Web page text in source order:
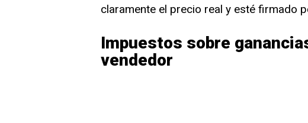
claramente el precio real y esté firmado
Impuestos sobre
vendedor